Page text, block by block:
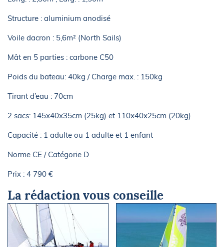
Structure : aluminium anodisé
Voile dacron : 5,6m² (North Sails)
Mât en 5 parties : carbone C50
Poids du bateau: 40kg / Charge max. : 150kg
Tirant d’eau : 70cm
2 sacs: 145x40x35cm (25kg) et 110x40x25cm (20kg)
Capacité : 1 adulte ou 1 adulte et 1 enfant
Norme CE / Catégorie D
Prix : 4 790 €
La rédaction vous conseille